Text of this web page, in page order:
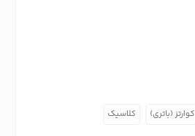
کوارتز (باتری) کلاسیک